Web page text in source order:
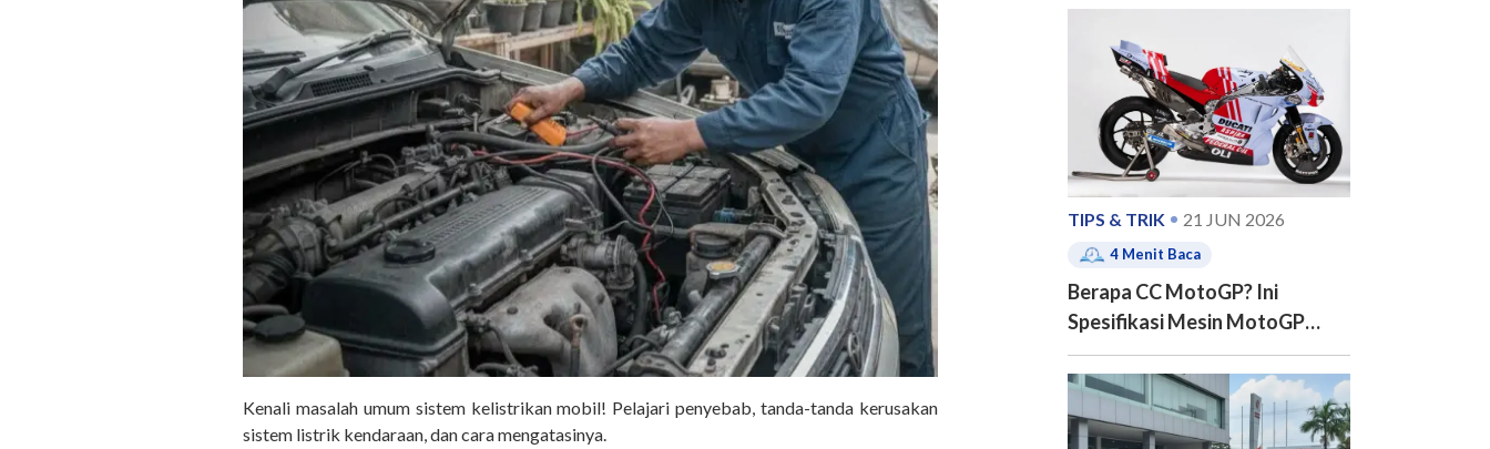
Kenali masalah umum sistem kelistrikan mobil! Pelajari penyebab, tanda-tanda kerusakan
sistem listrik kendaraan, dan cara mengatasinya.
TIPS & TRIK 21 JUN 2026
4 Menit Baca
Berapa CC MotoGP? Ini
Spesifikasi Mesin MotoGP
Terbaru